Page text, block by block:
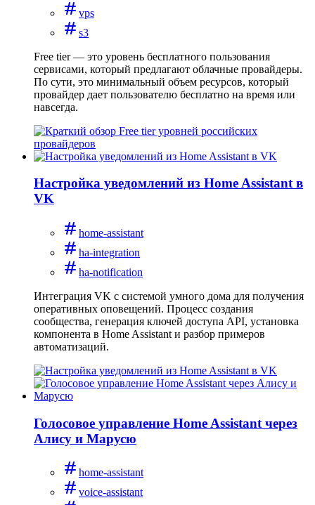
vps
s3
Free tier — это уровень бесплатного пользования
сервисами, который предлагают облачные провайдеры.
По сути, это минимальный объем ресурсов, который
провайдер дает пользователю бесплатно на время или
навсегда.
Настройка уведомлений из Home Assistant в
VK
home-assistant
ha-integration
ha-notification
Интеграция VK с системой умного дома для получения
оперативных оповещений. Процесс создания
сообщества, генерация ключей доступа API, установка
компонента в Home Assistant и разбор примеров
автоматизаций.
Голосовое управление Home Assistant через
Алису и Марусю
home-assistant
voice-assistant